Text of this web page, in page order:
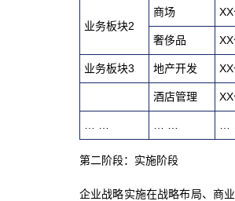
业务板块2
商场
奢侈品
业务板块3 地产开发
酒店管理
第二阶段：实施阶段
企业战略实施在战略布局、商